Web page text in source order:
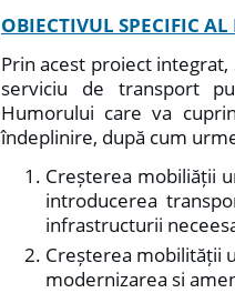
OBIECTIVUL SPECIFIC
Prin acest proiect
serviciu de transport
Humorului care va
îndeplinire, după cum
Creșterea mobiliății
introducerea
infrastructurii
Creșterea mobilității
modernizarea si